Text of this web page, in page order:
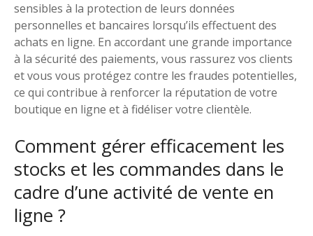
sensibles à la protection de leurs données
personnelles et bancaires lorsqu’ils effectuent des
achats en ligne. En accordant une grande importance
à la sécurité des paiements, vous rassurez vos clients
et vous vous protégez contre les fraudes potentielles,
ce qui contribue à renforcer la réputation de votre
boutique en ligne et à fidéliser votre clientèle.
Comment gérer efficacement les
stocks et les commandes dans le
cadre d’une activité de vente en
ligne ?